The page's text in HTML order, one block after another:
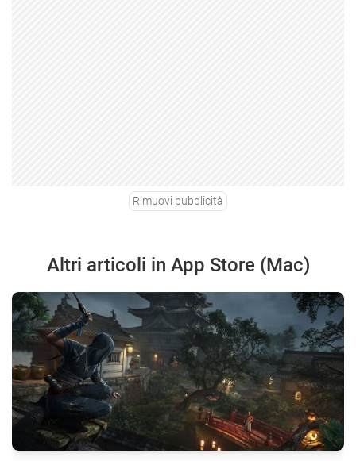
Rimuovi pubblicità
Altri articoli in App Store (Mac)